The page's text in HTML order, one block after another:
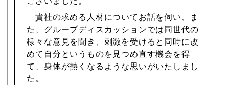
貴社の求める人材についてお話を伺い、ま
た、グループディスカッションでは同世代の
様々な意見を聞き、刺激を受けると同時に改
めて自分というものを見つめ直す機会を得
て、身体が熱くなるような思いがいたしまし
た。